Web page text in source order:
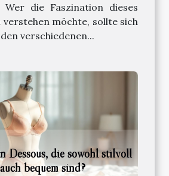
die Faszination dieses
verstehen möchte, sollte sich
verschiedenen...
Dessous, die sowohl stilvoll
bequem sind?